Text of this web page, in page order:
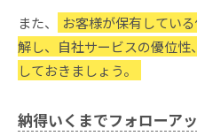
また、
お客様が保有してい
解し、自社サービスの優位
しておきましょう。
納得いくまでフォローア